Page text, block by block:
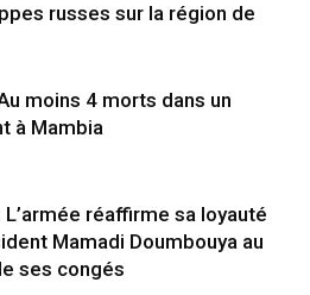
russes sur la région de
moins 4 morts dans un
à Mambia
L’armée réaffirme sa loyauté
Mamadi Doumbouya au
ses congés